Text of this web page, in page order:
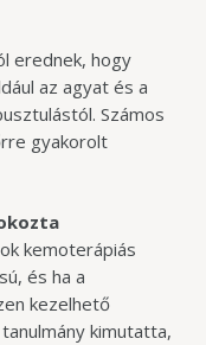
erednek, hogy
az agyat és a
Számos
gyakorolt
kemoterápiás
és ha a
kezelhető
kimutatta,